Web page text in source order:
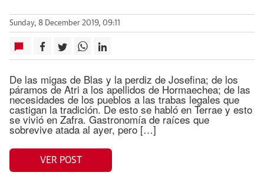
Sunday, 8 December 2019, 09:11
De las migas de Blas y la perdiz de Josefina; de los
páramos de Atri a los apellidos de Hormaechea; de las
necesidades de los pueblos a las trabas legales que
castigan la tradición. De esto se habló en Terrae y esto
se vivió en Zafra. Gastronomía de raíces que
sobrevive atada al ayer, pero […]
VER POST